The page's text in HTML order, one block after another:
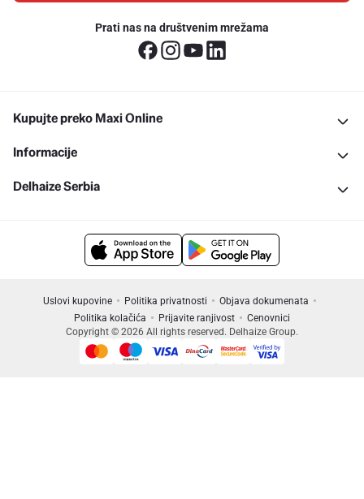
Prati nas na društvenim mrežama
Kupujte preko Maxi Online
Informacije
Delhaize Serbia
Uslovi kupovine Politika privatnosti
Objava dokumenata
Politika kolačića
Prijavite ranjivost
Cenovnici
Copyright © 2026 All rights reserved. Delhaize Group.